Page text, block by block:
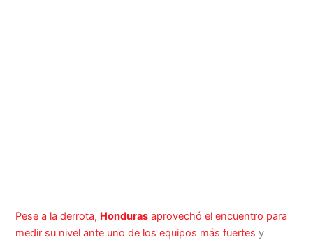
Pese a la derrota, Honduras aprovechó el encuentro para
medir su nivel ante uno de los equipos más fuertesy